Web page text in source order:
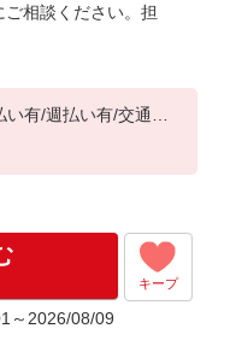
相談ください。担
有/週払い有/交通費
キープ
～2026/08/09